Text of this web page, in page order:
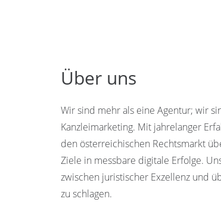
Über uns
Wir sind mehr als eine Agentur; wir
Kanzleimarketing. Mit jahrelanger
den österreichischen Rechtsmarkt
Ziele in messbare digitale Erfolge.
zwischen juristischer Exzellenz und
zu schlagen.